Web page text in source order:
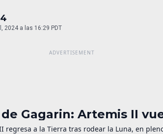
2024 a las 16:29 PDT
de Gagarin: Artemis II
regresa a la Tierra tras rodear la Luna, en